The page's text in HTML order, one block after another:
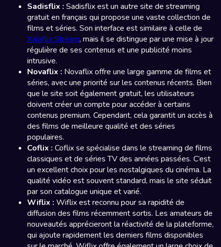
Sadisflix : Sadisflix est un autre site de streaming
gratuit en français qui propose une vaste collection de
films et séries. Son interface est similaire à celle de
Xalaflix Stream, mais il se distingue par une mise à jour
régulière de ses contenus et une publicité moins
intrusive.
Novaflix : Novaflix offre une large gamme de films et
séries, avec une priorité sur les contenus récents. Bien
que le site soit également gratuit, les utilisateurs
doivent créer un compte pour accéder à certains
contenus premium. Cependant, cela garantit un accès à
des films de meilleure qualité et des séries
populaires.
Coflix : Coflix se spécialise dans le streaming de films
classiques et de séries TV des années passées. C’est
un excellent choix pour les nostalgiques du cinéma. La
qualité vidéo est souvent standard, mais le site séduit
par son catalogue unique et varié.
Wiflix : Wiflix est reconnu pour sa rapidité de
diffusion des films récemment sortis. Les amateurs de
nouveautés apprécieront la réactivité de la plateforme,
qui ajoute rapidement les derniers films disponibles